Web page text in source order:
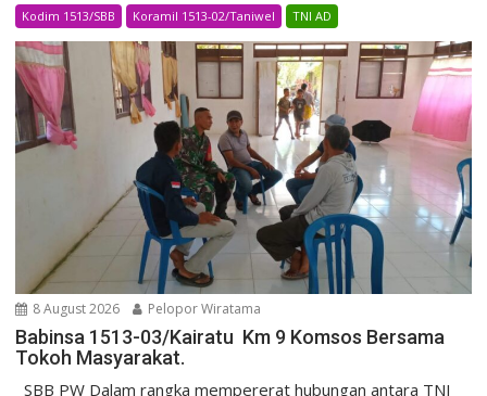
Kodim 1513/SBB Koramil 1513-02/Taniwel TNI AD
8 August 2026 Pelopor Wiratama
Babinsa 1513-03/Kairatu Km 9 Komsos Bersama
Tokoh Masyarakat.
SBB PW Dalam rangka mempererat hubungan antara TNI